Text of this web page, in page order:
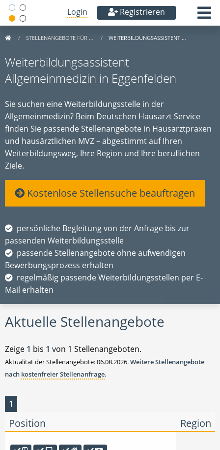
Login Registrieren
STELLENANGEBOTE FÜR … WEITERBILDUNGSASSISTENT …
Weiterbildungsassistent
Allgemeinmedizin in Eggenfelden
Sie suchen eine Weiterbildungsstelle in der
Allgemeinmedizin? Beim Deutschen Hausarzt Service
finden Sie passende Stellenangebote in Hausarztpraxen
und hausärztlichen MVZ – abgestimmt auf Ihren
Weiterbildungsweg, Ihre Region und Ihre beruflichen
Ziele.
Kostenlose Stellensuche beauftragen
persönliche Begleitung von der Anfrage bis zur
passenden Weiterbildungsstelle
passende Stellenangebote ohne aufwendigen
Bewerbungsprozess erhalten
regelmäßig passende Weiterbildungsstellen per E-
Mail erhalten
Aktuelle Stellenangebote
Zeige 1 bis 1 von 1 Stellenangeboten.
Aktualität der Stellenangebote: 06.08.2026.Weitere Stellenangebote
nach kostenfreier Stellenanfrage.
1
Position Region